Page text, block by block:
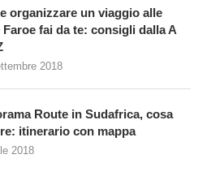
organizzare un viaggio alle
Faroe fai da te: consigli dalla A
2018
Route in Sudafrica, cosa
itinerario con mappa
2018